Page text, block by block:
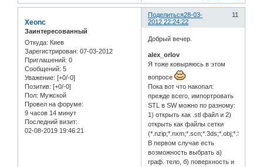
Поделиться 11
28-03-
2012 22:24:22
Xeonc
Заинтересованный
Откуда: Киев
Зарегистрирован: 07-03-2012
Приглашений: 0
Сообщений: 5
Уважение: [+0/-0]
Позитив: [+0/-0]
Пол: Мужской
Провел на форуме:
9 часов 14 минут
Последний визит:
02-08-2019 19:46:21
Добрый вечер.
alex_orlov
Я тоже ковыряюсь в этом
вопросе
Пока вот что накопал:
прежде всего, импортровать
STL в SW можно по разному:
1) открыть как .stl файл и 2)
открыть как файлы сетки
В первом случае есть
возможность выбрать а)
граф. тело, б) поверхность и